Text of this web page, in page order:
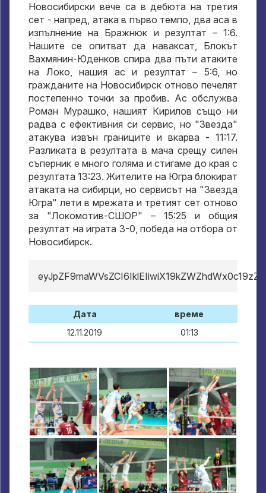
Новосибирски вече са в дебюта на третия
сет - напред, атака в първо темпо, два аса в
изпълнение на Бражнюк и резултат – 1:6.
Нашите се опитват да наваксат, Блокът
Вахмянин-Юденков спира два пъти атаките
на Локо, нашия ас и резултат – 5:6, но
гражданите на Новосибирск отново печелят
постепенно точки за пробив. Ас обслужва
Роман Мурашко, нашият Кирилов също ни
радва с ефективния си сервис, но "Звезда"
атакува извън границите и вкарва - 11:17.
Разликата в резултата в мача срещу силен
съперник е много голяма и стигаме до края с
резултата 13:23. Жителите на Югра блокират
атаката на сибирци, но сервисът на "Звезда
Югра" лети в мрежата и третият сет отново
за "Локомотив-СШОР" – 15:25 и общия
резултат на играта 3-0, победа на отбора от
Новосибирск.
Дата
време
12.11.2019
01:13